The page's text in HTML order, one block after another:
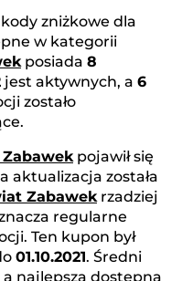
zniżkowe dla
w kategorii
posiada 8
jest aktywnych, a 6
zostało
pojawił się
aktualizacja została
Zabawek rzadziej
regularne
Ten kupon był
01.10.2021. Średni
a najlepsza dostępna